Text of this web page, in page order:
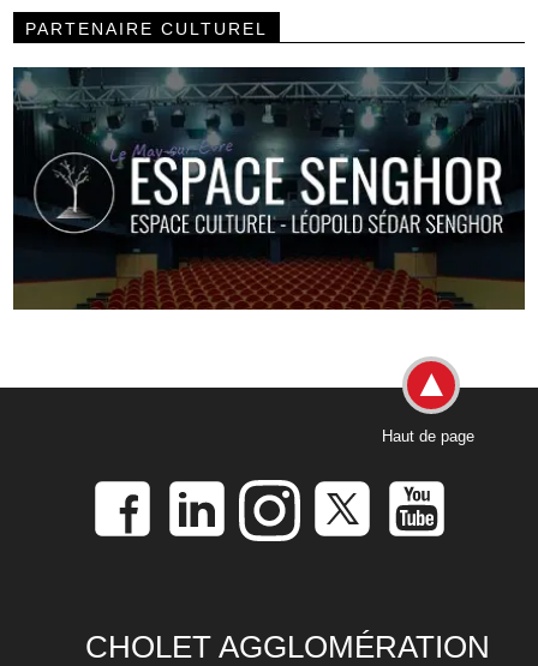
PARTENAIRE CULTUREL
Haut de page
CHOLET AGGLOMÉRATION